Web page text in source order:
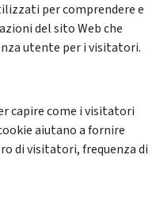
per comprendere e
del sito Web che
utente per i visitatori.
capire come i visitatori
aiutano a fornire
di visitatori, frequenza di